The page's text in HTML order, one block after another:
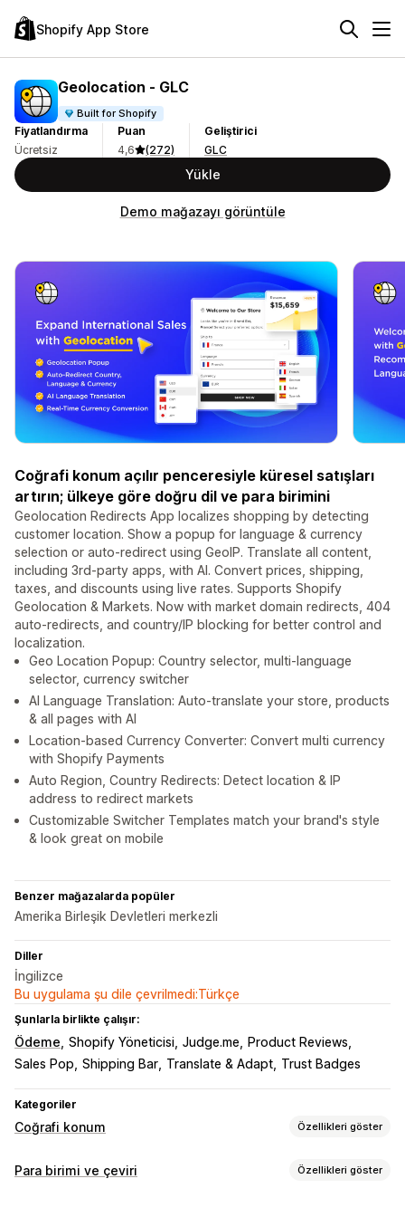
Shopify App Store
Geolocation ‑ GLC
Built for Shopify
Fiyatlandırma
Ücretsiz
Puan
4,6
(272)
Geliştirici
GLC
Yükle
Demo mağazayı görüntüle
Coğrafi konum açılır penceresiyle küresel satışları
artırın; ülkeye göre doğru dil ve para birimini
Geolocation Redirects App localizes shopping by detecting
customer location. Show a popup for language & currency
selection or auto-redirect using GeoIP. Translate all content,
including 3rd-party apps, with AI. Convert prices, shipping,
taxes, and discounts using live rates. Supports Shopify
Geolocation & Markets. Now with market domain redirects, 404
auto-redirects, and country/IP blocking for better control and
localization.
Geo Location Popup: Country selector, multi-language
selector, currency switcher
AI Language Translation: Auto-translate your store, products
& all pages with AI
Location-based Currency Converter: Convert multi currency
with Shopify Payments
Auto Region, Country Redirects: Detect location & IP
address to redirect markets
Customizable Switcher Templates match your brand's style
& look great on mobile
Benzer mağazalarda popüler
Amerika Birleşik Devletleri merkezli
Diller
İngilizce
Bu uygulama şu dile çevrilmedi:Türkçe
Şunlarla birlikte çalışır:
Ödeme Shopify Yöneticisi Judge.me
Product Reviews
Sales Pop Shipping Bar Translate & Adapt Trust Badges
Kategoriler
Coğrafi konum Özellikleri göster
Yönlendirmeler
Para birimi ve çeviri Özellikleri göster